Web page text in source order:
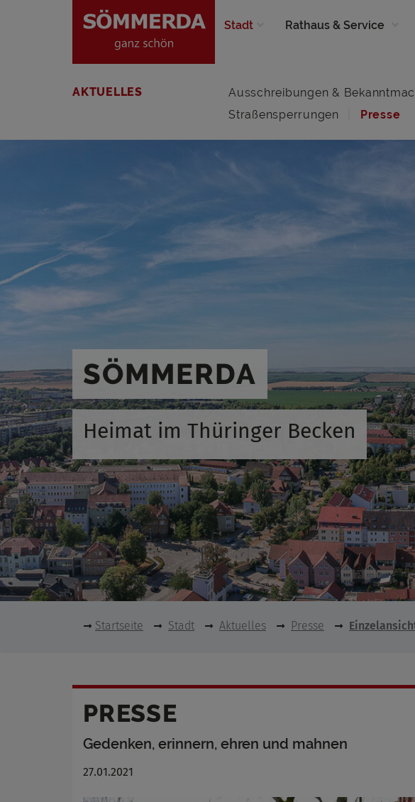
Stadt Rathaus & Service
AKTUELLES Ausschreibungen &
Straßensperrungen
Presse
SÖMMERDA
Heimat im Thüringer Becken
Startseite Stadt Aktuelles Presse
PRESSE
Gedenken, erinnern, ehren und mahnen
27.01.2021